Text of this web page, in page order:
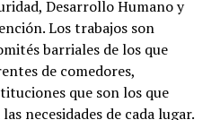
Desarrollo Humano y
Los trabajos son
barriales de los que
de comedores,
que son los que
necesidades de cada lugar.